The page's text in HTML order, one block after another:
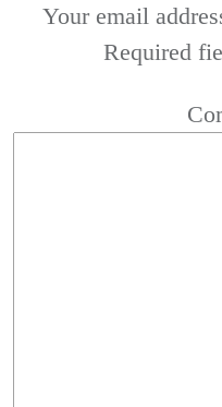
Your email
Required